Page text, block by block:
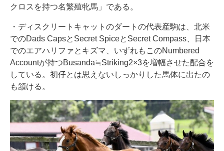
クロスを持つ名繁殖牝馬」である。
・ディスクリートキャットのダートの代表産駒は、北米
でのDads CapsとSecret SpiceとSecret Compass、日本
でのエアハリファとキズマ、いずれもこのNumbered
Accountが持つBusanda≒Striking2×3を増幅させた配合を
している。初仔とは思えないしっかりした馬体に出たの
も頷ける。